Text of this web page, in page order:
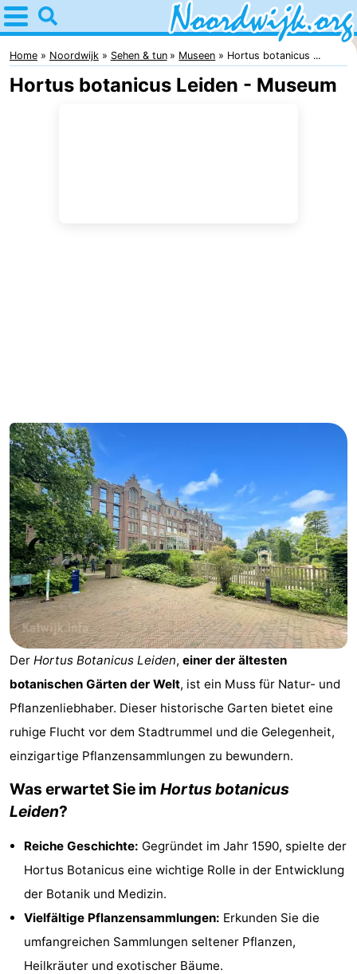
Home
Noordwijk
Tipps
Dunimar
Noordwijkse
Duinen
-
Parc
du
Soleil
Hotels
Zimmer
(mit
Frühstück)
Lastminutes
Strand
Sehen
&
tun
-
Museen
-
Denkmäler
-
-
Rundfahrten
-
Spielplätze
Indoor-
Spielplätze
-
Experiences
Wellness-
Home Noordwijk Sehen & tun Museen Hortus botanicus ...
Hortus botanicus Leiden - Museum
Der Hortus Botanicus Leiden, einer der ältesten
botanischen Gärten der Welt, ist ein Muss für Natur- und
Pflanzenliebhaber. Dieser historische Garten bietet eine
ruhige Flucht vor dem Stadtrummel und die Gelegenheit,
einzigartige Pflanzensammlungen zu bewundern.
Was erwartet Sie im Hortus botanicus
Leiden?
Reiche Geschichte: Gegründet im Jahr 1590, spielte der
Hortus Botanicus eine wichtige Rolle in der Entwicklung
der Botanik und Medizin.
Vielfältige Pflanzensammlungen: Erkunden Sie die
umfangreichen Sammlungen seltener Pflanzen,
Heilkräuter und exotischer Bäume.